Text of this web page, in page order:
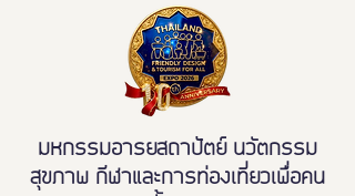
เข้าถึงบริการสาธารณะ
อย่างเท่าเทียม
มหกรรมอารยสถาปัตย์ นวัตกรรม
สุขภาพ กีฬาและการท่องเที่ยวเพื่อคน